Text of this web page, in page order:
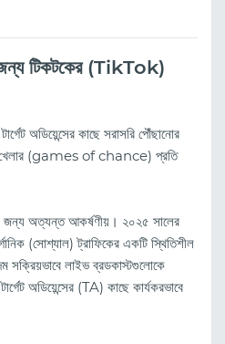
জন্য টিকটকের (TikTok)
অডিয়েন্সের কাছে সরাসরি পৌঁছানোর
খেলার (games of chance) প্রতি
জন্য অত্যন্ত আকর্ষণীয়। ২০২৫ সালের
(সোশ্যাল) ট্রাফিকের একটি স্থিতিশীল
সক্রিয়ভাবে লাইভ ব্রডকাস্টগুলোকে
অডিয়েন্সের (TA) কাছে কার্যকরভাবে